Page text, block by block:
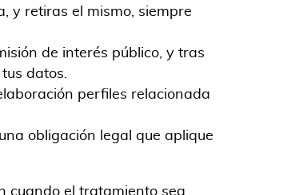
y retiras el mismo, siempre
de interés público, y tras
datos.
perfiles relacionada
obligación legal que aplique
cuando el tratamiento sea